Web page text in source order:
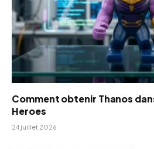
Comment obtenir Thanos
Heroes
24 juillet 2026